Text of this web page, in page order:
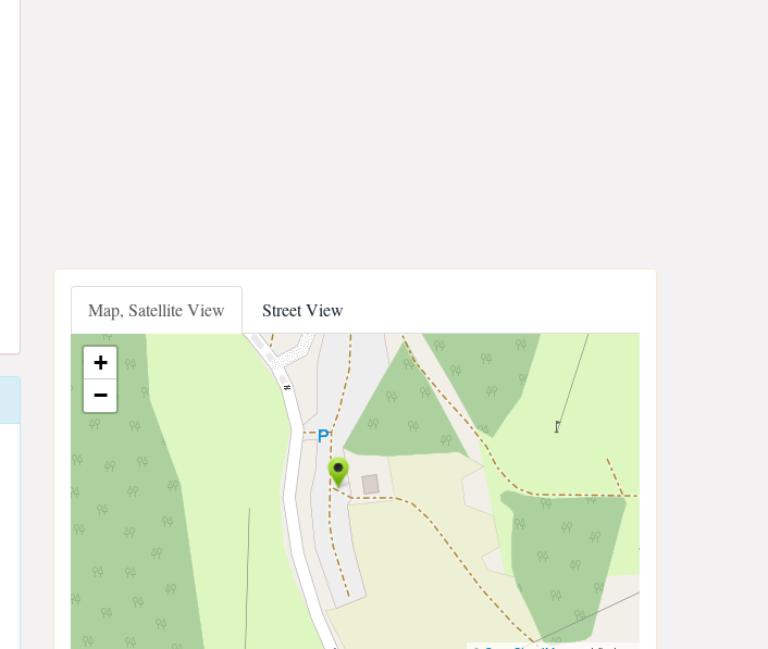
Map, Satellite View Street View
+
−